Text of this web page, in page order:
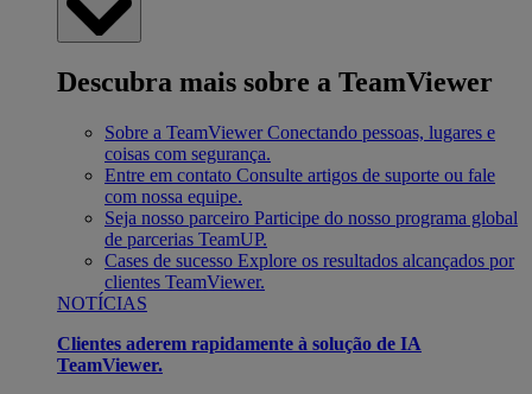
Descubra mais sobre a TeamViewer
Sobre a TeamViewer Conectando pessoas, lugares e
coisas com segurança.
Entre em contato Consulte artigos de suporte ou fale
com nossa equipe.
Seja nosso parceiro Participe do nosso programa global
de parcerias TeamUP.
Cases de sucesso Explore os resultados alcançados por
clientes TeamViewer.
NOTÍCIAS
Clientes aderem rapidamente à solução de IA
TeamViewer.